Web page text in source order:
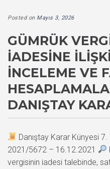
Posted on Mayıs 3, 2026
GÜMRÜK
İADESINE
İNCELEME VE
DANIŞTAY
Danıştay Karar Künyesi
2021/5672 – 16.12.2021
vergisinin iadesi talebinde,